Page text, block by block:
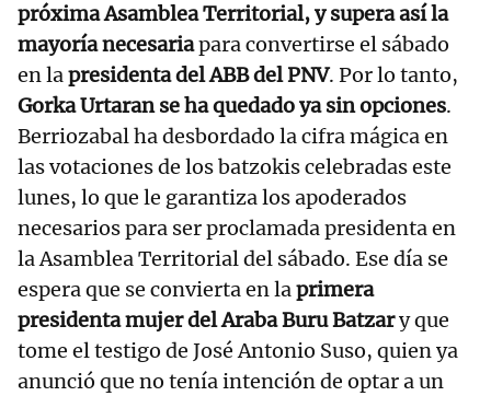
próxima Asamblea Territorial, y supera así la
mayoría necesariapara convertirse el sábado
en lapresidenta del ABB del PNV. Por lo tanto,
Gorka Urtaran se ha quedado ya sin opciones.
Berriozabal ha desbordado la cifra mágica en
las votaciones de los batzokis celebradas este
lunes, lo que le garantiza los apoderados
necesarios para ser proclamada presidenta en
la Asamblea Territorial del sábado. Ese día se
espera que se convierta en laprimera
presidenta mujer del Araba Buru Batzary que
tome el testigo de José Antonio Suso, quien ya
anunció que no tenía intención de optar a un